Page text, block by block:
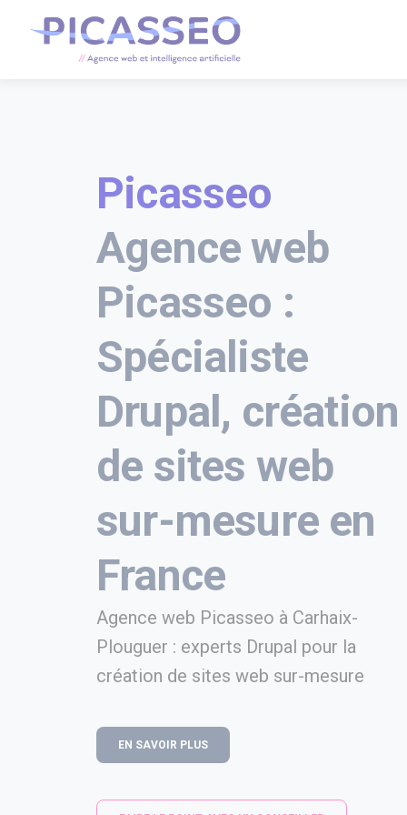
Picasseo
Agence web
Picasseo :
Spécialiste
Drupal, création
de sites web
sur-mesure en
France
Agence web Picasseo à Carhaix-
Plouguer : experts Drupal pour la
création de sites web sur-mesure
EN SAVOIR PLUS